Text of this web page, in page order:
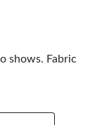
shows. Fabric